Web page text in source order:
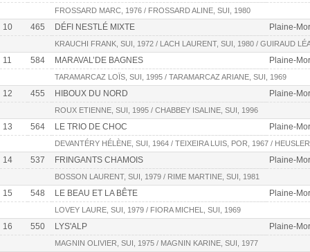
FROSSARD MARC, 1976 / FROSSARD ALINE, SUI, 1980
10 465 DÉFI NESTLÉ MIXTE Plaine-
KRAUCHI FRANK, SUI, 1972 / LACH LAURENT, SUI, 1980 / GUIRAUD
11 584 MARAVAL’DE BAGNES Plaine-
TARAMARCAZ LOÏS, SUI, 1995 / TARAMARCAZ ARIANE, SUI, 1969
12 455 HIBOUX DU NORD Plaine-
ROUX ETIENNE, SUI, 1995 / CHABBEY ISALINE, SUI, 1996
13 564 LE TRIO DE CHOC Plaine-
DEVANTÉRY HÉLÈNE, SUI, 1964 / TEIXEIRA LUIS, POR, 1967 /
14 537 FRINGANTS CHAMOIS Plaine-
BOSSON LAURENT, SUI, 1979 / RIME MARTINE, SUI, 1981
15 548 LE BEAU ET LA BÊTE Plaine-
LOVEY LAURE, SUI, 1979 / FIORA MICHEL, SUI, 1969
16 550 LYS'ALP Plaine-
MAGNIN OLIVIER, SUI, 1975 / MAGNIN KARINE, SUI, 1977